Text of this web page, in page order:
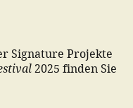
Signature Projekte
2025 finden Sie